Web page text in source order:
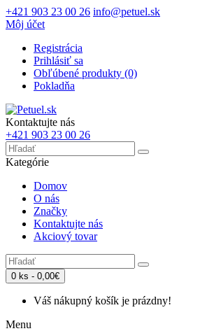
+421 903 23 00 26 info@petuel.sk
Môj účet
Registrácia
Prihlásiť sa
Obľúbené produkty (0)
Pokladňa
Kontaktujte nás
+421 903 23 00 26
Kategórie
Domov
O nás
Značky
Kontaktujte nás
Akciový tovar
0 ks - 0,00€
Váš nákupný košík je prázdny!
Menu